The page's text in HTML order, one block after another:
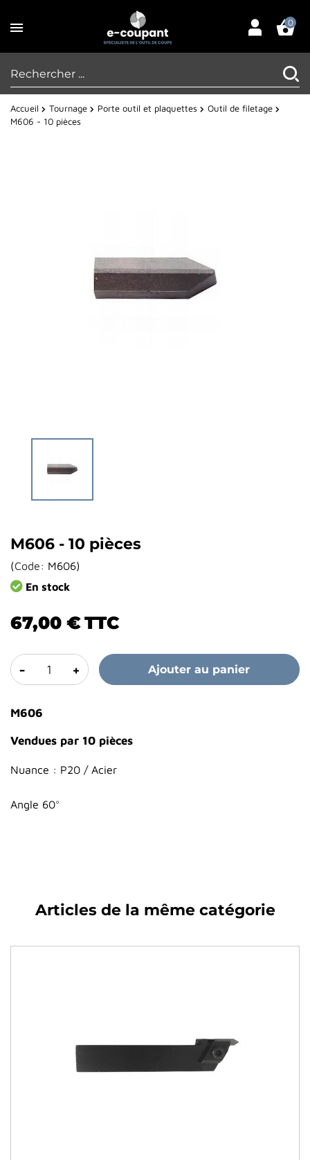
0
Accueil Tournage Porte outil et plaquettes
Outil de filetage
M606 - 10 pièces
M606 - 10 pièces
(Code: M606)
En stock
67,00 €TTC
- + Ajouter au panier
M606
Vendues par 10 pièces
Nuance : P20 / Acier
Angle 60°
Articles de la même catégorie